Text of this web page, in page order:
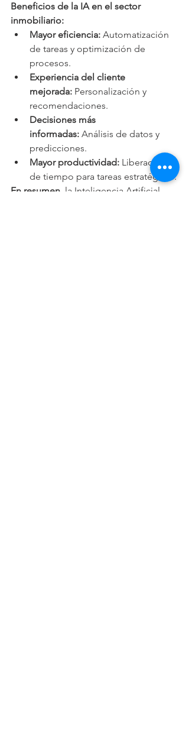
Beneficios de la IA en el sector
inmobiliario:
Mayor eficiencia: Automatización
de tareas y optimización de
procesos.
Experiencia del cliente
mejorada: Personalización y
recomendaciones.
Decisiones más
informadas: Análisis de datos y
predicciones.
Mayor productividad: Liberación
de tiempo para tareas estratégicas.
En resumen, la Inteligencia Artificial